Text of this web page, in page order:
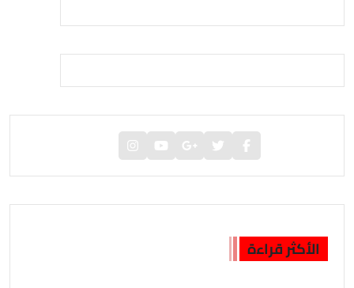
الأكثر قراءة